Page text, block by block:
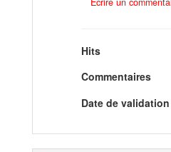
Hits
Commentaires
Date de validation